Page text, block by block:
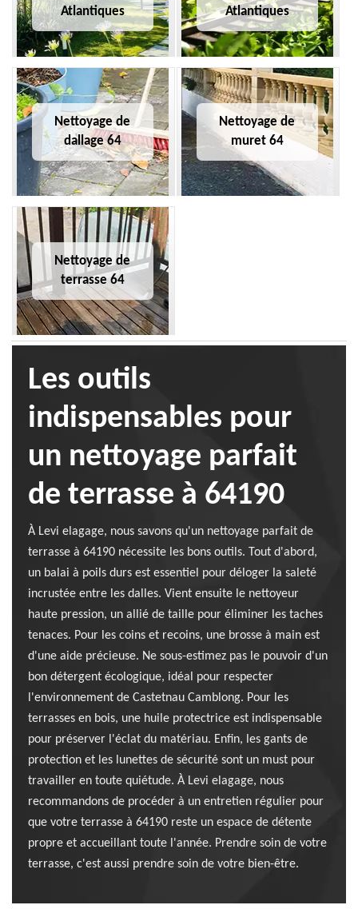
Atlantiques
Atlantiques
Nettoyage de
dallage 64
Nettoyage de
muret 64
Nettoyage de
terrasse 64
Les outils
indispensables pour
un nettoyage parfait
de terrasse à 64190
À Levi elagage, nous savons qu'un nettoyage parfait de
terrasse à 64190 nécessite les bons outils. Tout d'abord,
un balai à poils durs est essentiel pour déloger la saleté
incrustée entre les dalles. Vient ensuite le nettoyeur
haute pression, un allié de taille pour éliminer les taches
tenaces. Pour les coins et recoins, une brosse à main est
d'une aide précieuse. Ne sous-estimez pas le pouvoir d'un
bon détergent écologique, idéal pour respecter
l'environnement de Castetnau Camblong. Pour les
terrasses en bois, une huile protectrice est indispensable
pour préserver l'éclat du matériau. Enfin, les gants de
protection et les lunettes de sécurité sont un must pour
travailler en toute quiétude. À Levi elagage, nous
recommandons de procéder à un entretien régulier pour
que votre terrasse à 64190 reste un espace de détente
propre et accueillant toute l'année. Prendre soin de votre
terrasse, c'est aussi prendre soin de votre bien-être.